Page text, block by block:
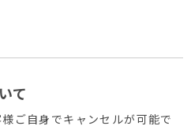
て
ご自身でキャンセルが可能で